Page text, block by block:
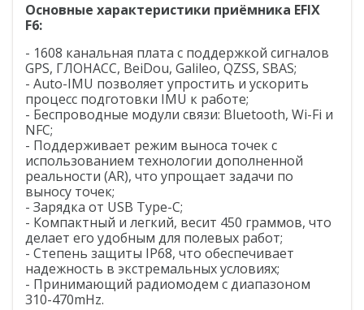
Основные характеристики приёмника EFIX
F6:
- 1608 канальная плата с поддержкой сигналов
GPS, ГЛОНАСС, BeiDou, Galileo, QZSS, SBAS;
- Auto-IMU позволяет упростить и ускорить
процесс подготовки IMU к работе;
- Беспроводные модули связи: Bluetooth, Wi-Fi и
NFC;
- Поддерживает режим выноса точек с
использованием технологии дополненной
реальности (AR), что упрощает задачи по
выносу точек;
- Зарядка от USB Type-C;
- Компактный и легкий, весит 450 граммов, что
делает его удобным для полевых работ;
- Cтепень защиты IP68, что обеспечивает
надежность в экстремальных условиях;
- Принимающий радиомодем с диапазоном
310-470mHz.